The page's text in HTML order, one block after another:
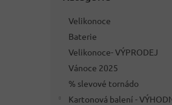
Velikonoce
Baterie
Velikonoce- VÝPRODEJ
Vánoce 2025
% slevové tornádo
Kartonová balení -